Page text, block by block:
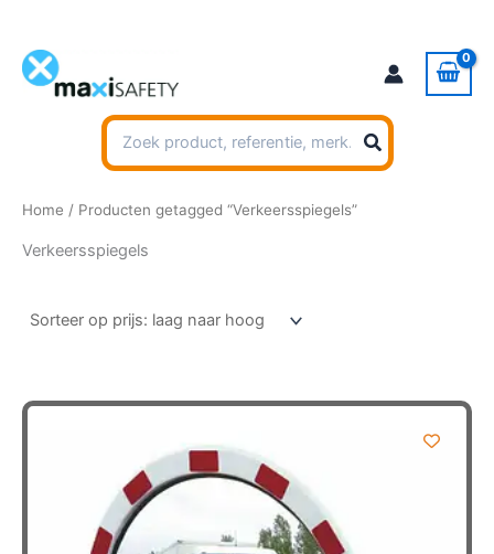
inhoud
Zoeken
naar:
Home / Producten getagged “Verkeersspiegels”
Verkeersspiegels